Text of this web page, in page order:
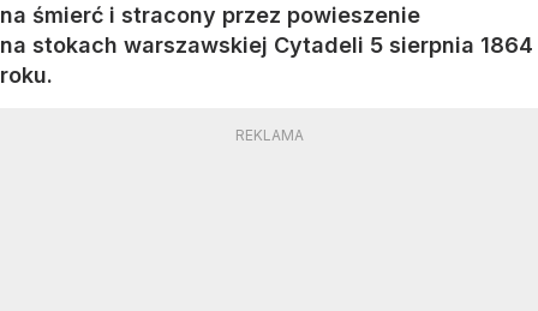
na śmierć i stracony przez powieszenie
na stokach warszawskiej Cytadeli 5 sierpnia 1864
roku.